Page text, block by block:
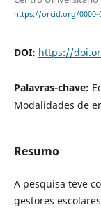
https://orcid.org/0000-
DOI: https://
Palavras-chave:
Modalidades de
Resumo
A pesquisa teve
gestores